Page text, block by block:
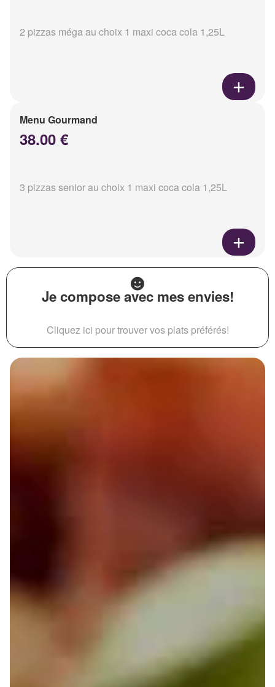
2 pizzas méga au choix 1 maxi coca cola 1,25L
Menu Gourmand
38.00 €
3 pizzas senior au choix 1 maxi coca cola 1,25L
Je compose avec mes envies!
Cliquez ici pour trouver vos plats préférés!